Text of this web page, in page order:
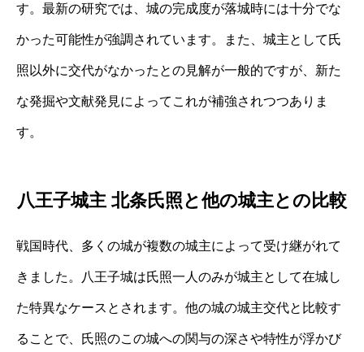
す。最新の研究では、城の完成度が落城時には十分でな
かった可能性が強調されています。また、城主として氏
照以外に交代がなかったとの見解が一般的ですが、新た
な発掘や文献発見によってこれが補強されつつありま
す。
八王子城主 北条氏照と他の城主との比較
戦国時代、多くの城が複数の城主によって受け継がれて
きました。八王子城は氏照一人のみが城主として在城し
た特異なケースとされます。他の城の城主交代と比較す
ることで、氏照のこの城への関与の深さや特性が浮かび